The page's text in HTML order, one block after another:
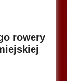
rowery